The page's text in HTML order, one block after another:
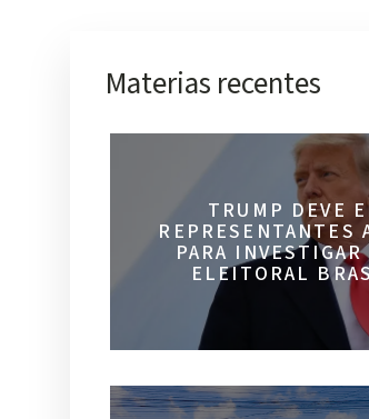
Materias recentes
TRUMP DEVE
REPRESENTANTES
PARA
ELEITORAL